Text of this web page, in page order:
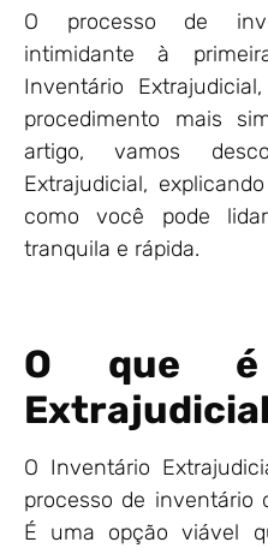
O processo de
intimidante à
Inventário
procedimento mais
artigo, vamos
Extrajudicial,
como você pode
tranquila e rápida.
O que é
O Inventário
processo de inventário
É uma opção viável